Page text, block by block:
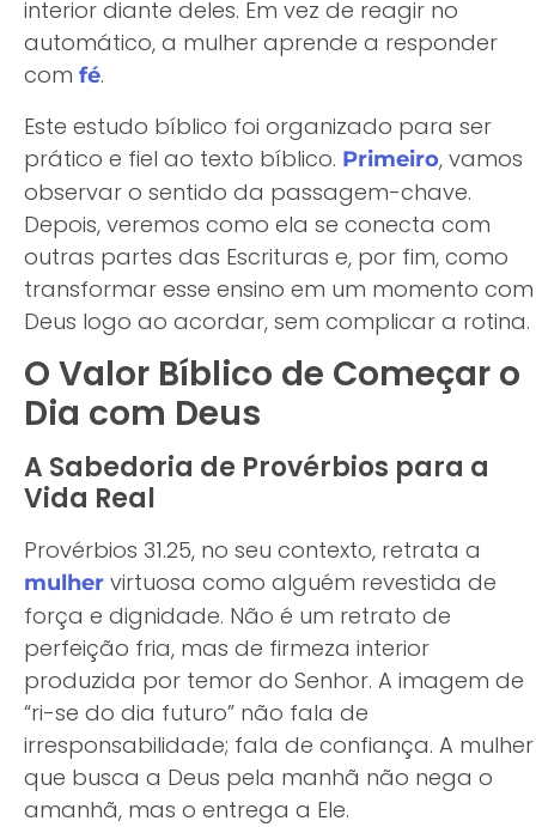
interior diante deles. Em vez de reagir no
automático, a mulher aprende a responder
com fé.
Este estudo bíblico foi organizado para ser
prático e fiel ao texto bíblico. Primeiro, vamos
observar o sentido da passagem-chave.
Depois, veremos como ela se conecta com
outras partes das Escrituras e, por fim, como
transformar esse ensino em um momento com
Deus logo ao acordar, sem complicar a rotina.
O Valor Bíblico de Começar o
Dia com Deus
A Sabedoria de Provérbios para a
Vida Real
Provérbios 31.25, no seu contexto, retrata a
mulher virtuosa como alguém revestida de
força e dignidade. Não é um retrato de
perfeição fria, mas de firmeza interior
produzida por temor do Senhor. A imagem de
“ri-se do dia futuro” não fala de
irresponsabilidade; fala de confiança. A mulher
que busca a Deus pela manhã não nega o
amanhã, mas o entrega a Ele.